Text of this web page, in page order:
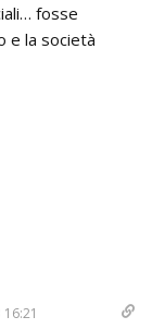
fosse
e la società